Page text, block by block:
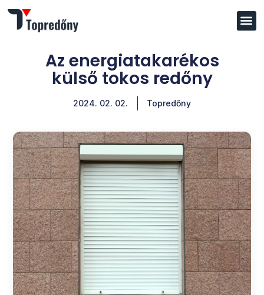
Az energiatakarékos
külső tokos redőny
2024. 02. 02. Topredőny